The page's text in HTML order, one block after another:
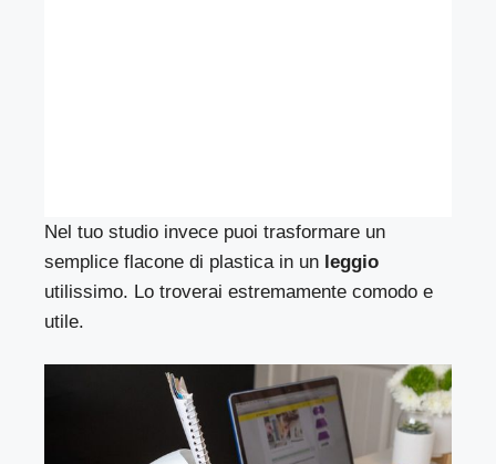
Nel tuo studio invece puoi trasformare un
semplice flacone di plastica in un leggio
utilissimo. Lo troverai estremamente comodo e
utile.